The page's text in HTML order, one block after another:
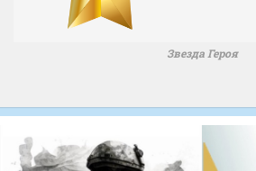
Звезда Героя